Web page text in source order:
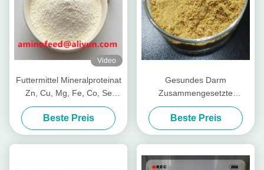
Video
Futtermittel Mineralproteinat
Zn, Cu, Mg, Fe, Co, Se
Form
Beste Preis
Gesundes Darm
Zusammengesetzte
Nährstoffpeptide für Viehvieh
Beste Preis